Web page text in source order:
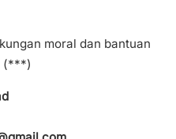
moral dan bantuan
(***)